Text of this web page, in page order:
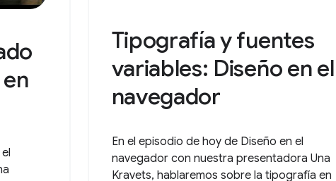
Tipografía y fuentes
variables: Diseño en el
navegador
En el episodio de hoy de Diseño en el
navegador con nuestra presentadora Una
Kravets, hablaremos sobre la tipografía en